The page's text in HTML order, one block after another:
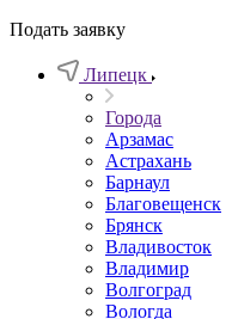
Подать заявку
Липецк
Города
Арзамас
Астрахань
Барнаул
Благовещенск
Брянск
Владивосток
Владимир
Волгоград
Вологда